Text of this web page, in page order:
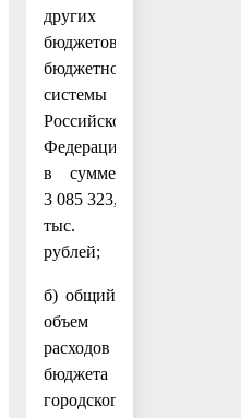
других
бюджетов
бюджетной
системы
Российской
Федерации,
в сумме
3 085 323,3
тыс.
рублей;
б) общий
объем
расходов
бюджета
городского